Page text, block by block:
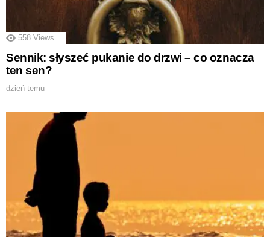
558 Views
Sennik: słyszeć pukanie do drzwi – co oznacza
ten sen?
dzień temu